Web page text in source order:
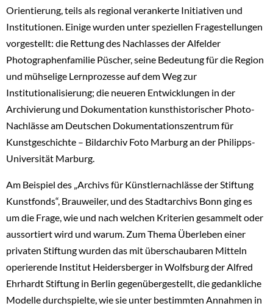
Orientierung, teils als regional verankerte Initiativen und
Institutionen. Einige wurden unter speziellen Fragestellungen
vorgestellt: die Rettung des Nachlasses der Alfelder
Photographenfamilie Püscher, seine Bedeutung für die Region
und mühselige Lernprozesse auf dem Weg zur
Institutionalisierung; die neueren Entwicklungen in der
Archivierung und Dokumentation kunsthistorischer Photo-
Nachlässe am Deutschen Dokumentationszentrum für
Kunstgeschichte – Bildarchiv Foto Marburg an der Philipps-
Universität Marburg.
Am Beispiel des „Archivs für Künstlernachlässe der Stiftung
Kunstfonds“, Brauweiler, und des Stadtarchivs Bonn ging es
um die Frage, wie und nach welchen Kriterien gesammelt oder
aussortiert wird und warum. Zum Thema Überleben einer
privaten Stiftung wurden das mit überschaubaren Mitteln
operierende Institut Heidersberger in Wolfsburg der Alfred
Ehrhardt Stiftung in Berlin gegenübergestellt, die gedankliche
Modelle durchspielte, wie sie unter bestimmten Annahmen in